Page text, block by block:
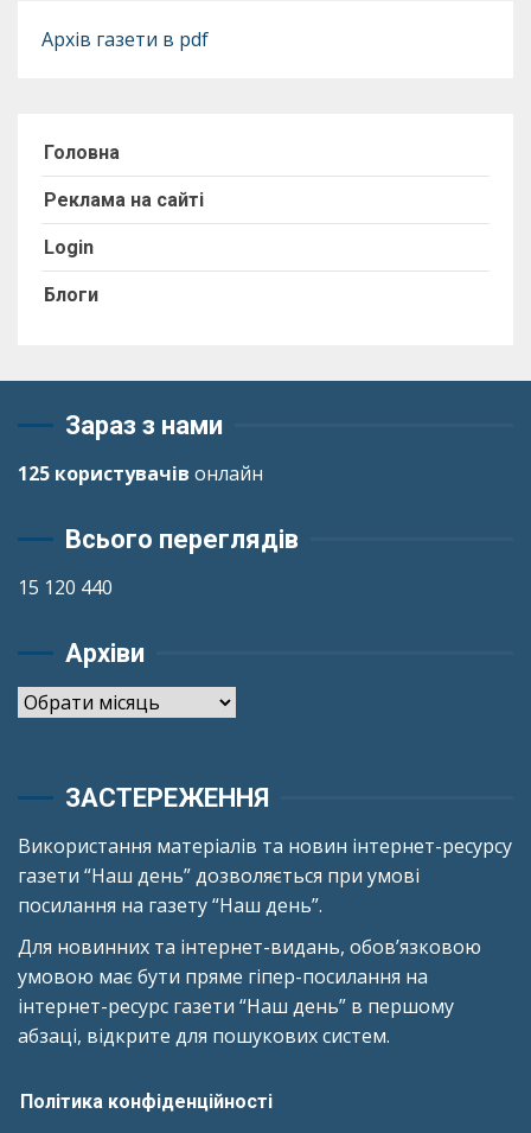
Архів газети в pdf
Головна
Реклама на сайті
Login
Блоги
Зараз з нами
125 користувачів онлайн
Всього переглядів
15 120 440
Архіви
Архіви
ЗАСТЕРЕЖЕННЯ
Використання матеріалів та новин інтернет-ресурсу
газети “Наш день” дозволяється при умові
посилання на газету “Наш день”.
Для новинних та інтернет-видань, обов’язковою
умовою має бути пряме гіпер-посилання на
інтернет-ресурс газети “Наш день” в першому
абзаці, відкрите для пошукових систем.
Політика конфіденційності